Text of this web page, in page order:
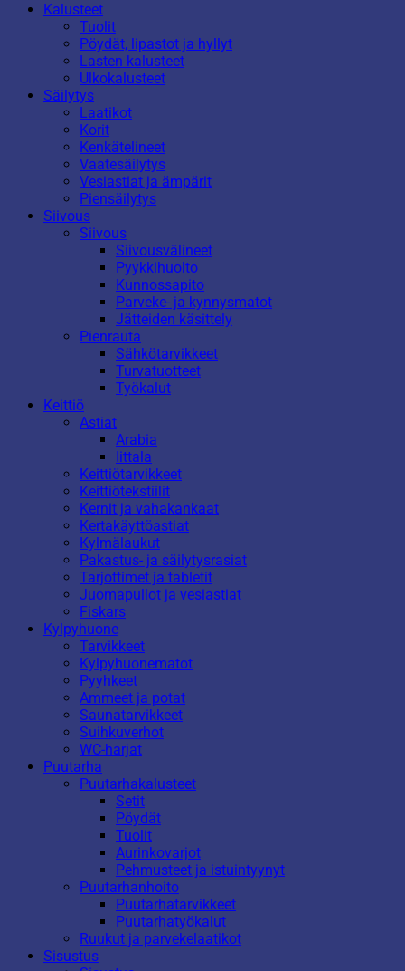
Kalusteet
Tuolit
Pöydät, lipastot ja hyllyt
Lasten kalusteet
Ulkokalusteet
Säilytys
Laatikot
Korit
Kenkätelineet
Vaatesäilytys
Vesiastiat ja ämpärit
Piensäilytys
Siivous
Siivous
Siivousvälineet
Pyykkihuolto
Kunnossapito
Parveke- ja kynnysmatot
Jätteiden käsittely
Pienrauta
Sähkötarvikkeet
Turvatuotteet
Työkalut
Keittiö
Astiat
Arabia
Iittala
Keittiötarvikkeet
Keittiötekstiilit
Kernit ja vahakankaat
Kertakäyttöastiat
Kylmälaukut
Pakastus- ja säilytysrasiat
Tarjottimet ja tabletit
Juomapullot ja vesiastiat
Fiskars
Kylpyhuone
Tarvikkeet
Kylpyhuonematot
Pyyhkeet
Ammeet ja potat
Saunatarvikkeet
Suihkuverhot
WC-harjat
Puutarha
Puutarhakalusteet
Setit
Pöydät
Tuolit
Aurinkovarjot
Pehmusteet ja istuintyynyt
Puutarhanhoito
Puutarhatarvikkeet
Puutarhatyökalut
Ruukut ja parvekelaatikot
Sisustus